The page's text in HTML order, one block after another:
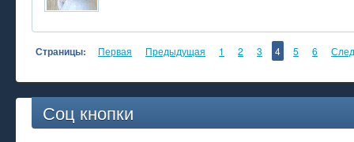
Страницы: Первая Предыдущая 1 2 3 4 5 6
Соц кнопки